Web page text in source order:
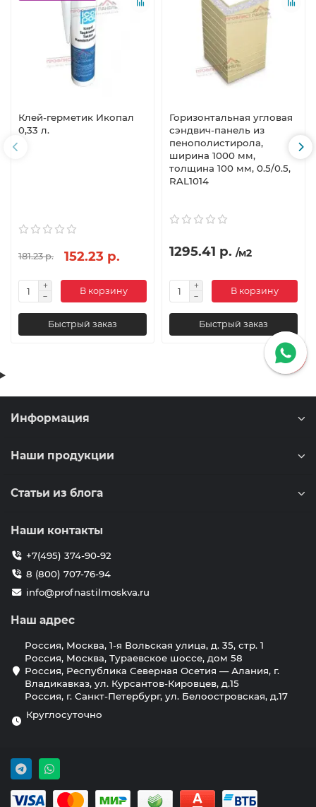
Клей-герметик Икопал
0,33 л.
181.23 р. 152.23 р.
В корзину
Быстрый заказ
Горизонтальная угловая
сэндвич-панель из
пенополистирола,
ширина 1000 мм,
толщина 100 мм, 0.5/0.5,
RAL1014
1295.41 р. /м2
В корзину
Быстрый заказ
Информация
Наши продукции
Статьи из блога
Наши контакты
+7(495) 374-90-92
8 (800) 707-76-94
info@profnastilmoskva.ru
Наш адрес
Россия, Москва, 1-я Вольская улица, д. 35, стр. 1
Россия, Москва, Тураевское шоссе, дом 58
Россия, Республика Северная Осетия — Алания, г.
Владикавказ, ул. Курсантов-Кировцев, д.15
Россия, г. Санкт-Петербург, ул. Белоостровская, д.17
Круглосуточно